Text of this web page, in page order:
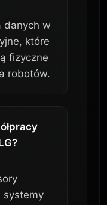
danych w
które
fizyczne
robotów.
systemy